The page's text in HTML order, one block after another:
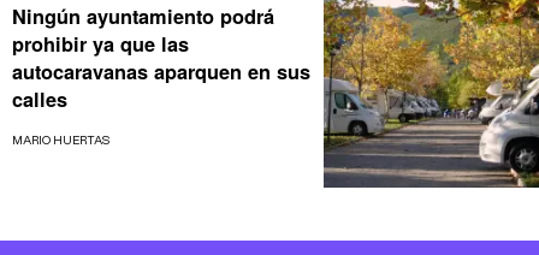
Ningún ayuntamiento podrá
prohibir ya que las
autocaravanas aparquen en sus
calles
MARIO HUERTAS